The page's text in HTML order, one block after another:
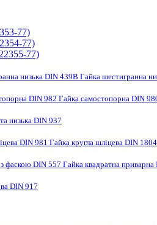
77)
77)
77)
низька DIN 439B Гайка шестигранна
DIN 982 Гайка самостопорна DIN
низька DIN 937
DIN 981 Гайка кругла шліцева DIN 1804
фаскою DIN 557 Гайка квадратна приварна
DIN 917